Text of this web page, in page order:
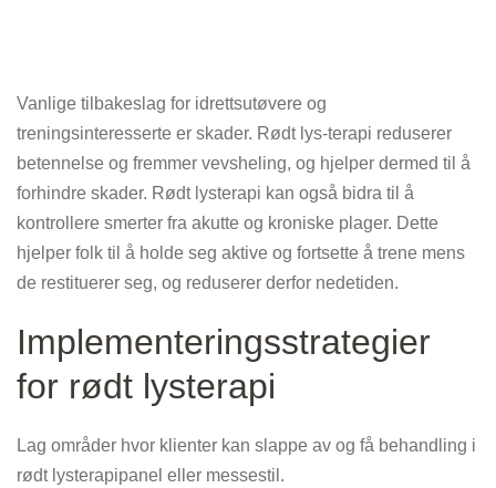
Vanlige tilbakeslag for idrettsutøvere og
treningsinteresserte er skader. Rødt lys-terapi reduserer
betennelse og fremmer vevsheling, og hjelper dermed til å
forhindre skader. Rødt lysterapi kan også bidra til å
kontrollere smerter fra akutte og kroniske plager. Dette
hjelper folk til å holde seg aktive og fortsette å trene mens
de restituerer seg, og reduserer derfor nedetiden.
Implementeringsstrategier
for rødt lysterapi
Lag områder hvor klienter kan slappe av og få behandling i
rødt lysterapipanel eller messestil.